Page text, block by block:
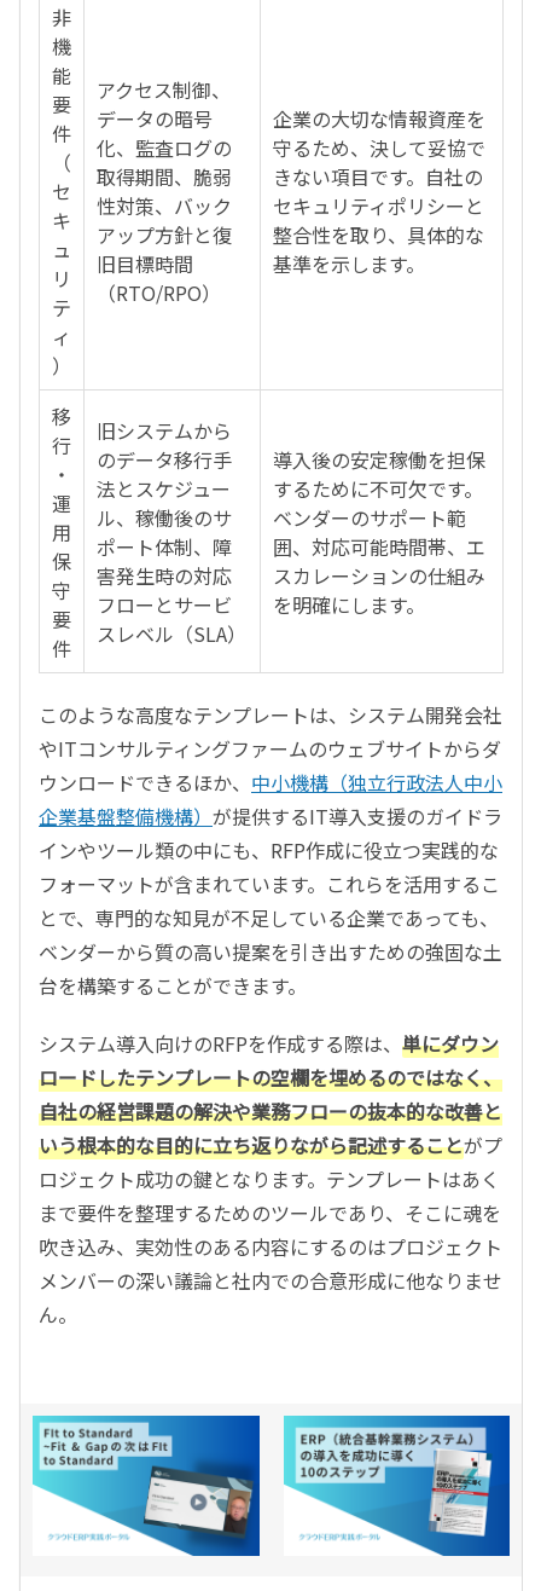
非
機
能
要
件
（
セ
キ
ュ
リ
テ
ィ
）
アクセス制御、
データの暗号
化、監査ログの
取得期間、脆弱
性対策、バック
アップ方針と復
旧目標時間
（RTO/RPO）
企業の大切な情報資産を
守るため、決して妥協で
きない項目です。自社の
セキュリティポリシーと
整合性を取り、具体的な
基準を示します。
移
行
・
運
用
保
守
要
件
旧システムから
のデータ移行手
法とスケジュー
ル、稼働後のサ
ポート体制、障
害発生時の対応
フローとサービ
スレベル（SLA）
導入後の安定稼働を担保
するために不可欠です。
ベンダーのサポート範
囲、対応可能時間帯、エ
スカレーションの仕組み
を明確にします。
このような高度なテンプレートは、システム開発会社
やITコンサルティングファームのウェブサイトからダ
ウンロードできるほか、 中小機構（独立行政法人中小
企業基盤整備機構） が提供するIT導入支援のガイドラ
インやツール類の中にも、RFP作成に役立つ実践的な
フォーマットが含まれています。これらを活用するこ
とで、専門的な知見が不足している企業であっても、
ベンダーから質の高い提案を引き出すための強固な土
台を構築することができます。
システム導入向けのRFPを作成する際は、 単にダウン
ロードしたテンプレートの空欄を埋めるのではなく、
自社の経営課題の解決や業務フローの抜本的な改善と
いう根本的な目的に立ち返りながら記述することがプ
ロジェクト成功の鍵となります。テンプレートはあく
まで要件を整理するためのツールであり、そこに魂を
吹き込み、実効性のある内容にするのはプロジェクト
メンバーの深い議論と社内での合意形成に他なりませ
ん。